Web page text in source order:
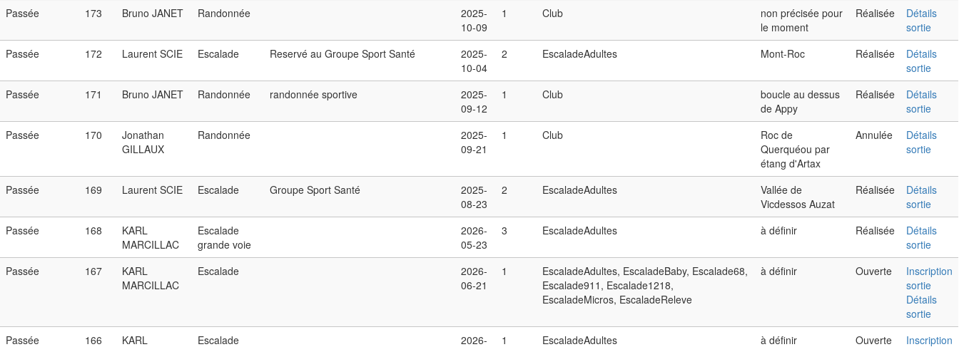
Passée
173 Bruno JANET Randonnée
2025-
10-09
1 Club
non précisée pour
le moment
Réalisée
Détails
sortie
Passée
172 Laurent SCIE Escalade Reservé au Groupe Sport Santé
2025-
10-04
2 EscaladeAdultes Mont-Roc Réalisée
Détails
sortie
Passée
171 Bruno JANET Randonnée randonnée sportive
2025-
09-12
1 Club
boucle au dessus
de Appy
Réalisée
Détails
sortie
Passée
170
Jonathan
GILLAUX
Randonnée
2025-
09-21
1 Club
Roc de
Querquéou par
étang d'Artax
Annulée
Détails
sortie
Passée 169 Laurent SCIE Escalade Groupe Sport Santé
2025-
08-23
2 EscaladeAdultes
Vallée de
Vicdessos Auzat
Réalisée
Détails
sortie
Passée
168
KARL
MARCILLAC
Escalade
grande voie
2026-
05-23
3 EscaladeAdultes à définir Réalisée
Détails
sortie
Passée
167
KARL
MARCILLAC
Escalade
2026-
06-21
1
EscaladeAdultes, EscaladeBaby, Escalade68,
Escalade911, Escalade1218,
EscaladeMicros, EscaladeReleve
à définir Ouverte
Inscription
sortie
Détails
sortie
Passée
166 KARL Escalade 2026- 1 EscaladeAdultes à définir Ouverte Inscription